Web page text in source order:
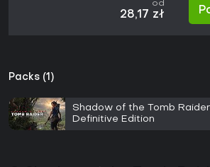
od
28,17 zł
Packs (1)
Shadow of the Tomb
Definitive Edition